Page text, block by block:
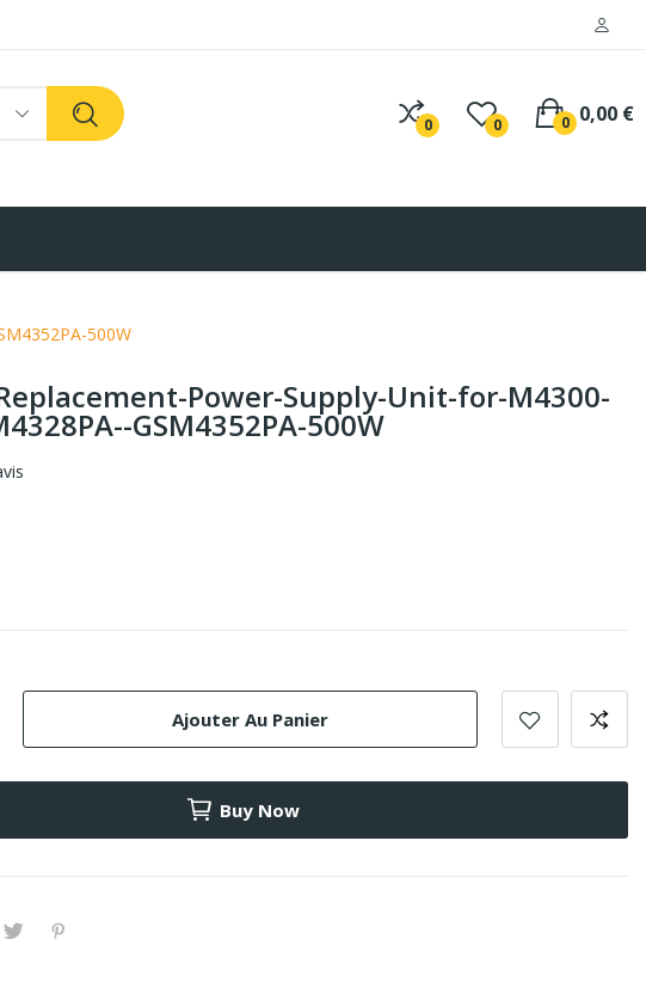
0 0 0,00 €
0
500W
Replacement-Power-Supply-Unit-for-M4300-
GSM4352PA-500W
Ajouter Au Panier
Buy Now